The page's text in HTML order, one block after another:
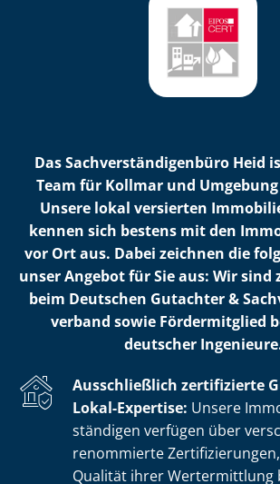
Das Sach­ver­stän­di­gen­bü­ro Heid
Team für Kollmar und
Unsere lokal versierten
kennen sich bestens mit den
vor Ort aus. Dabei zeichnen die
unser Angebot für Sie aus: Wir sind
beim Deutschen Gutachter &
ver­band sowie Fördermitglied
deutscher
Ausschließlich zertifizierte
Lokal-Expertise: Unsere
stän­di­gen verfügen über
renommierte
Qualität ihrer Wertermittlung